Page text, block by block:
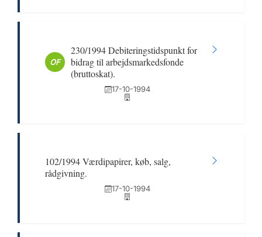
OF
230/1994 Debiteringstidspunkt for
bidrag til arbejdsmarkedsfonde
(bruttoskat).
17-10-1994
102/1994 Værdipapirer, køb, salg,
rådgivning.
17-10-1994